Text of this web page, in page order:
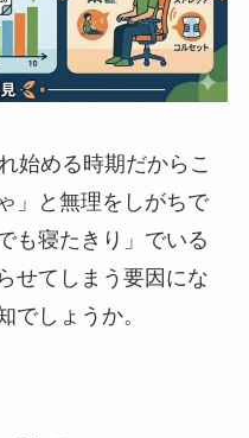
始める時期だからこ
」と無理をしがちで
も寝たきり」でいる
せてしまう要因にな
でしょうか。